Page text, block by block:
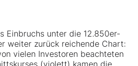
Einbruchs unter die 12.850er-
weiter zurück reichende Chart:
vielen Investoren beachteten